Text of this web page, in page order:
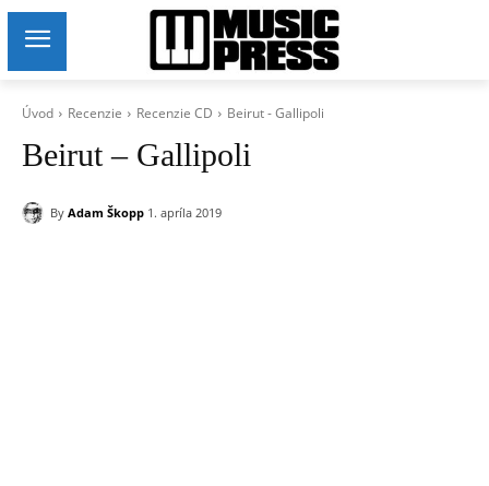
Úvod Recenzie Recenzie CD Beirut - Gallipoli
Beirut – Gallipoli
By Adam Škopp 1. apríla 2019